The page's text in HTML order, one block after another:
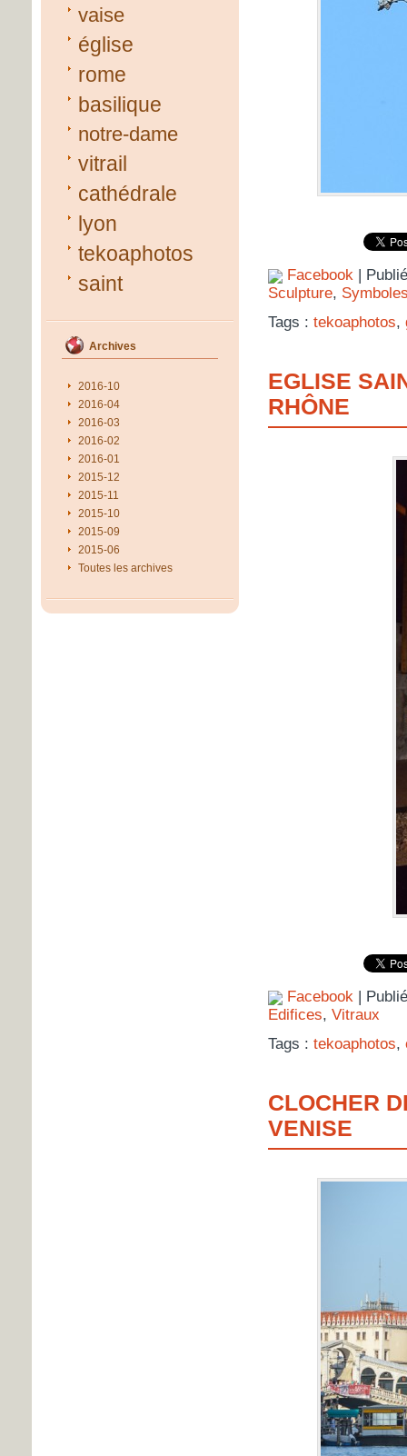
vaise
église
rome
basilique
notre-dame
vitrail
cathédrale
lyon
tekoaphotos
saint
Archives
2016-10
2016-04
2016-03
2016-02
2016-01
2015-12
2015-11
2015-10
2015-09
2015-06
Toutes les archives
Facebook|
Sculpture,
Tags : tekoaphotos,
EGLISE
RHÔNE
Facebook|
Edifices, Vitraux
Tags : tekoaphotos,
CLOCHER
VENISE